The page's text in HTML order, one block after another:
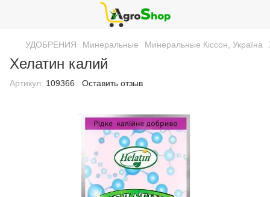
УДОБРЕНИЯ Минеральные Минеральные Кіссон, Україна
Хелатин калий
Артикул: 109366 Оставить отзыв